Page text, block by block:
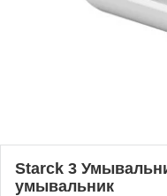
Starck 3
умывальник